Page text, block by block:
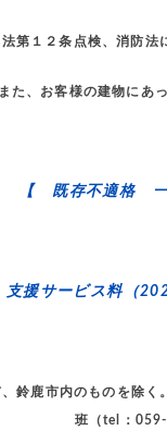
第１２条点検、消防
また、お客様の建物にあ
【 既存不適格
援サービス料（
鈴鹿市内のものを除
班（tel：